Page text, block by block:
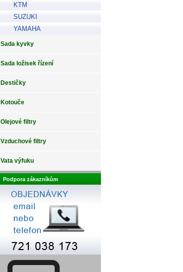
KTM
SUZUKI
YAMAHA
Sada kyvky
Sada ložisek řízení
Destičky
Kotouče
Olejové filtry
Vzduchové filtry
Vata výfuku
Podpora zákazníkům